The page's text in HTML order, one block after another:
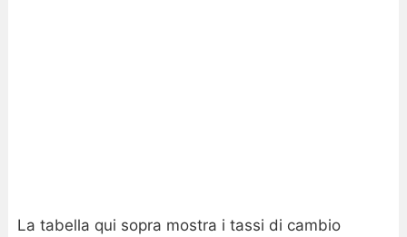
La tabella qui sopra mostra i tassi di cambio